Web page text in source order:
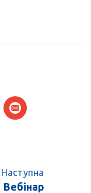
Наступна
Вебінар